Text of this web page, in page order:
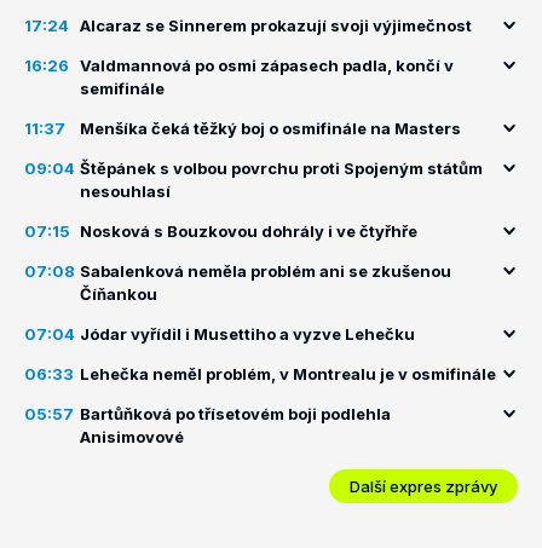
17:24 Alcaraz se Sinnerem prokazují svoji výjimečnost
16:26
Valdmannová po osmi zápasech padla, končí v
semifinále
11:37 Menšíka čeká těžký boj o osmifinále na Masters
09:04 Štěpánek s volbou povrchu proti Spojeným státům
nesouhlasí
07:15 Nosková s Bouzkovou dohrály i ve čtyřhře
07:08 Sabalenková neměla problém ani se zkušenou
Číňankou
07:04 Jódar vyřídil i Musettiho a vyzve Lehečku
06:33 Lehečka neměl problém, v Montrealu je v osmifinále
05:57 Bartůňková po třísetovém boji podlehla
Anisimovové
Další expres zprávy